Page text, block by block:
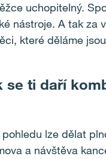
uchopitelný.
nástroje. A tak
které děláme
ti daří
lze dělat
a návštěva